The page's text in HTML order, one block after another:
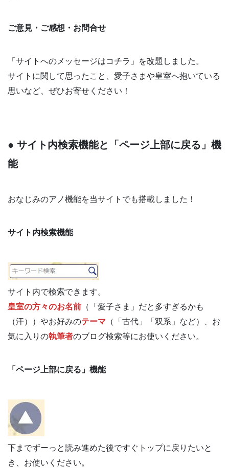
ご意見・ご感想・お問合せ
「サイトへのメッセージはコチラ」を改題しました。
サイトに関して思ったこと、愛子さまや皇室へ抱いている
思いなど、ぜひお寄せください！
● サイト内検索機能と「ページ上部に戻る」機
能
おなじみのアノ機能を当サイトでも搭載しました！
サイト内検索機能
サイト内で検索できます。
皇室の方々のお名前 （「愛子さま」だと多すぎるかも
（汗））やお好みのテーマ （「古代」「双系」など）、お
気に入りの執筆者のブログ検索等にお使いください。
「ページ上部に戻る」機能
下までずーっと読み進めた後ですぐトップに戻りたいと
き、お使いください。